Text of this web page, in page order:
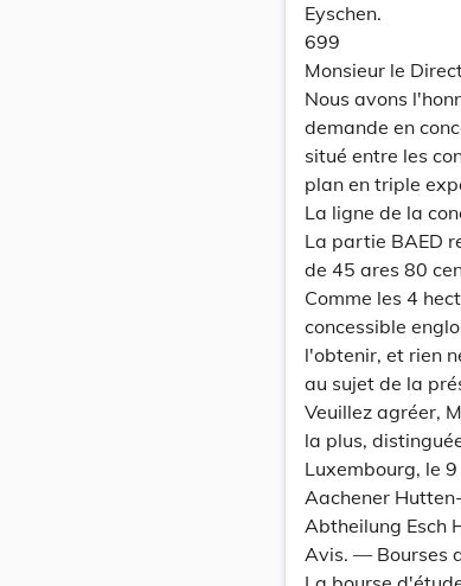
Eyschen.
699
Monsieur le
Nous avons
demande en
situé entre les
plan en triple
La ligne de la
La partie BAED
de 45 ares 80
Comme les 4
concessible
l'obtenir, et rien
au sujet de la
Veuillez agréer,
la plus,
Luxembourg, le
Aachener
Abtheilung Esch
Avis. — Bourses